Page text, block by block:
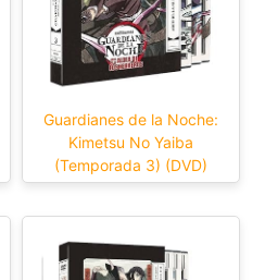
Guardianes de la Noche:
Kimetsu No Yaiba
(Temporada 3) (DVD)